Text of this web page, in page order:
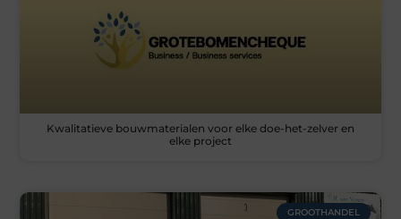
Kwalitatieve bouwmaterialen voor elke doe-het-zelver en
elke project
GROOTHANDEL